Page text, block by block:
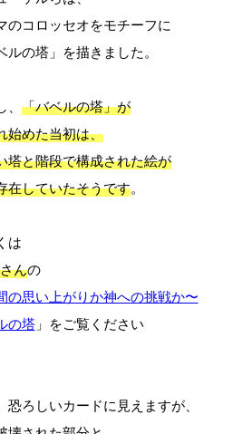
のコロッセオをモチーフに
ルの塔」を描きました。
「バベルの塔」が
始めた当初は、
塔と階段で構成された絵が
在していたそうです。
んの
の思い上がりか神への挑戦か〜
の塔」をご覧ください
恐ろしいカードに見えますが、